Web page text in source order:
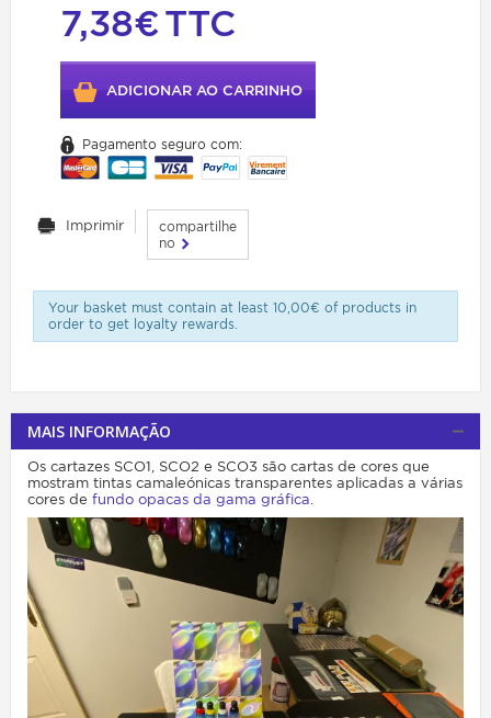
7,38€TTC
ADICIONAR AO CARRINHO
Pagamento seguro com:
Imprimir
compartilhe
no
Your basket must contain at least 10,00€ of products in
order to get loyalty rewards.
MAIS INFORMAÇÃO
Os cartazes SCO1, SCO2 e SCO3 são cartas de cores que
mostram tintas camaleónicas transparentes aplicadas a várias
cores de fundo opacas da gama gráfica